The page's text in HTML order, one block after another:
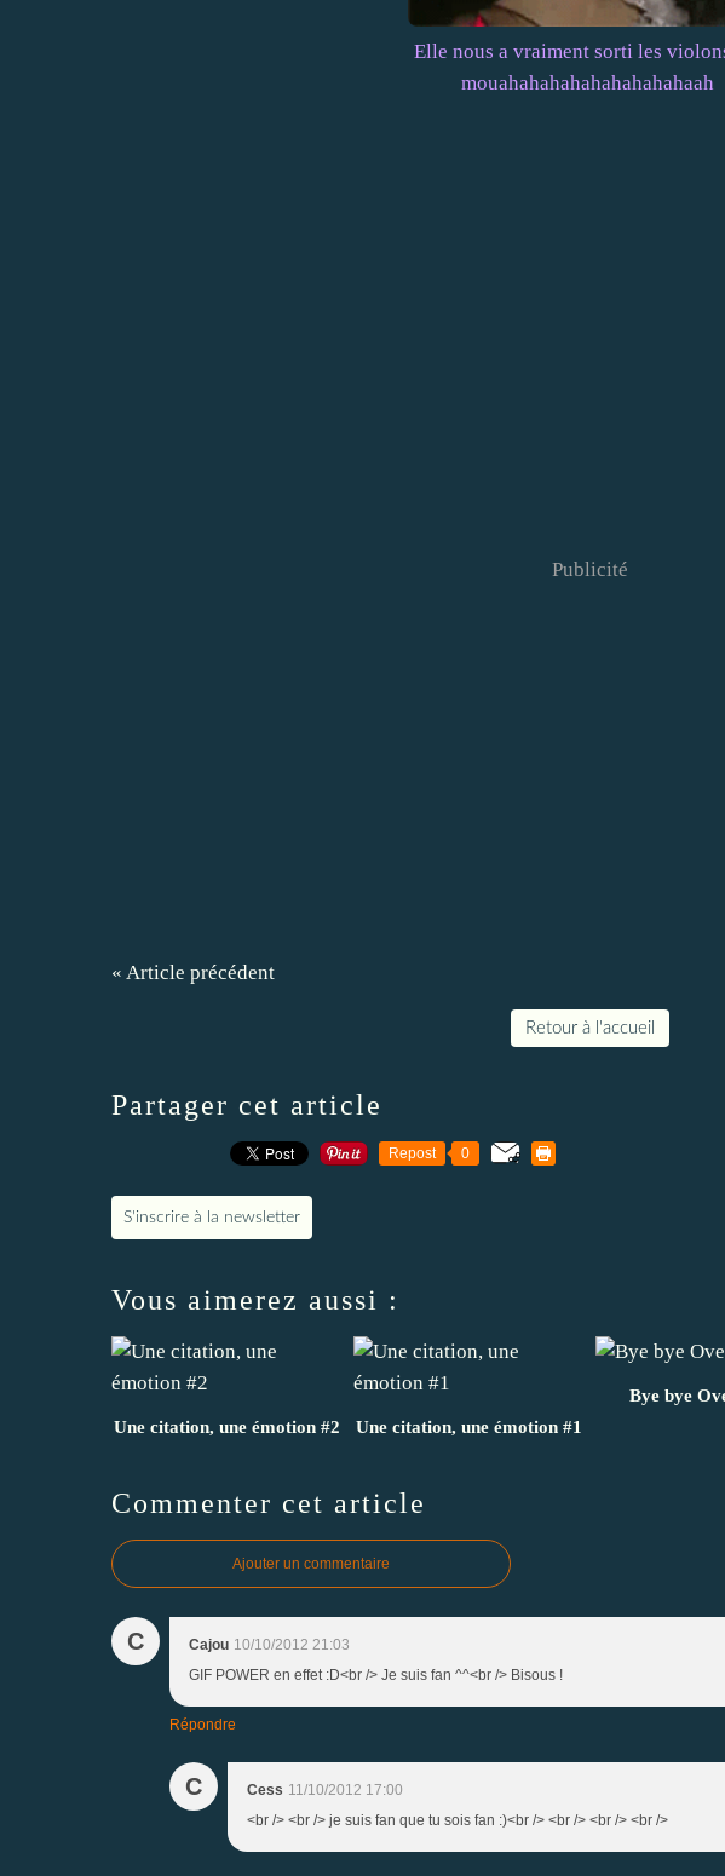
Elle nous a vraiment sorti les
mouahahahahahahahahahaah
Publicité
« Article précédent
Retour à l'accueil
Partager cet article
Repost 0
S'inscrire à la newsletter
Vous aimerez aussi :
Une citation, une émotion #2 Une citation, une émotion #1
Bye bye
Commenter cet article
Ajouter un commentaire
C Cajou 10/10/2012 21:03
GIF POWER en effet :D<br /> Je suis fan ^^<br /> Bisous !
Répondre
C Cess 11/10/2012 17:00
<br /> <br /> je suis fan que tu sois fan :)<br /> <br /> <br /> <br />